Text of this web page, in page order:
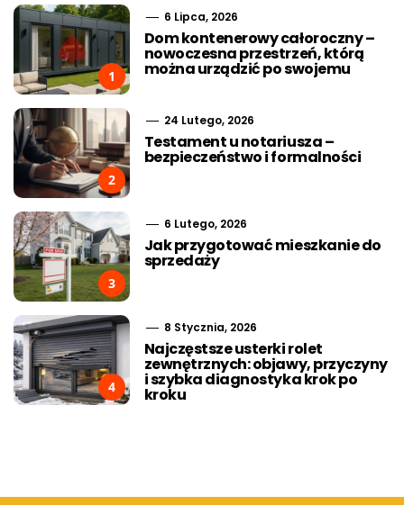
1
6 Lipca, 2026
Dom kontenerowy całoroczny –
nowoczesna przestrzeń, którą
można urządzić po swojemu
2
24 Lutego, 2026
Testament u notariusza –
bezpieczeństwo i formalności
3
6 Lutego, 2026
Jak przygotować mieszkanie do
sprzedaży
4
8 Stycznia, 2026
Najczęstsze usterki rolet
zewnętrznych: objawy, przyczyny
i szybka diagnostyka krok po
kroku